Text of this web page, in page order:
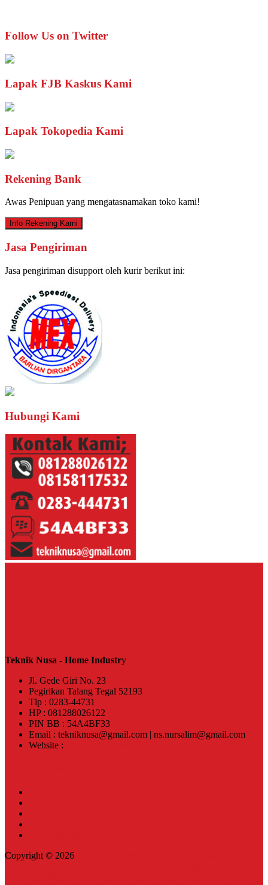
Follow Us on Twitter
Lapak FJB Kaskus Kami
Lapak Tokopedia Kami
Rekening Bank
Awas Penipuan yang mengatasnamakan toko kami!
Info Rekening Kami
Jasa Pengiriman
Jasa pengiriman disupport oleh kurir berikut ini:
Hubungi Kami
Teknik Nusa - Home Industry
Jl. Gede Giri No. 23
Pegirikan Talang Tegal 52193
Tlp : 0283-44731
HP : 081288026122
PIN BB : 54A4BF33
Email : tekniknusa@gmail.com | ns.nursalim@gmail.com
Website :
Copyright © 2026